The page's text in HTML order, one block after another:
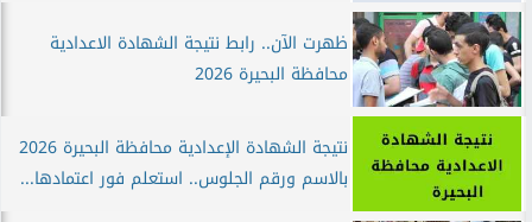
ظهرت الآن.. رابط نتيجة الشهادة الاعدادية
محافظة البحيرة 2026
نتيجة الشهادة الإعدادية محافظة البحيرة 2026
بالاسم ورقم الجلوس.. استعلم فور اعتمادها...